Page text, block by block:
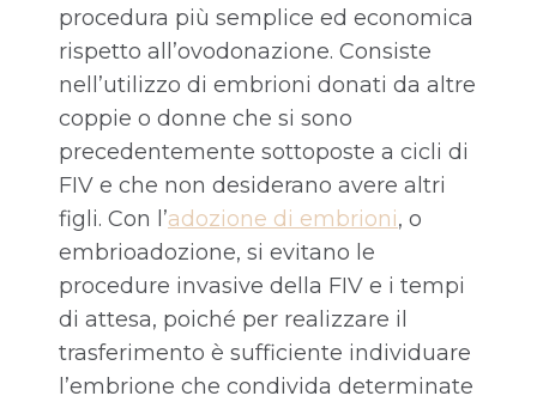
procedura più semplice ed economica
rispetto all’ovodonazione. Consiste
nell’utilizzo di embrioni donati da altre
coppie o donne che si sono
precedentemente sottoposte a cicli di
FIV e che non desiderano avere altri
figli. Con l’adozione di embrioni, o
embrioadozione, si evitano le
procedure invasive della FIV e i tempi
di attesa, poiché per realizzare il
trasferimento è sufficiente individuare
l’embrione che condivida determinate